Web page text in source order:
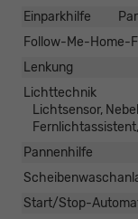
Einparkhilfe
Follow-Me-Home-
Lenkung
Lichttechnik
Lichtsensor,
Pannenhilfe
Start/Stop-